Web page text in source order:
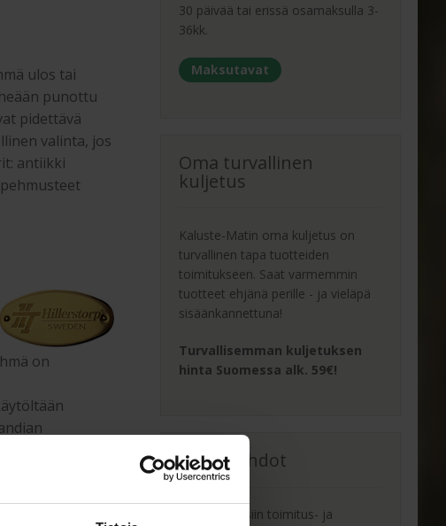
ulos tai
punottu
pidettävä
valinta, jos
antiikki
tiedot:
on
30 päivää tai erissä osamaksulla 3-
36kk.
Maksutavat
Oma turvallinen
kuljetus
Kaluste-Matin oma kuljetus on
turvallinen tapa tuotteiden
toimitukseen. Saat varmemmin
tuotteet ehjänä perille - ja vieläpä
sisäänkannettuna!
Turvallisemman kuljetuksen
hinta Suomessa alk. 59€!
Yleiset ehdot
Tutustu yleisiin toimitus- ja